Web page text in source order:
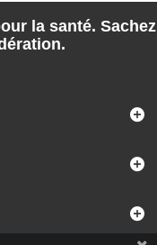
la santé. Sachez